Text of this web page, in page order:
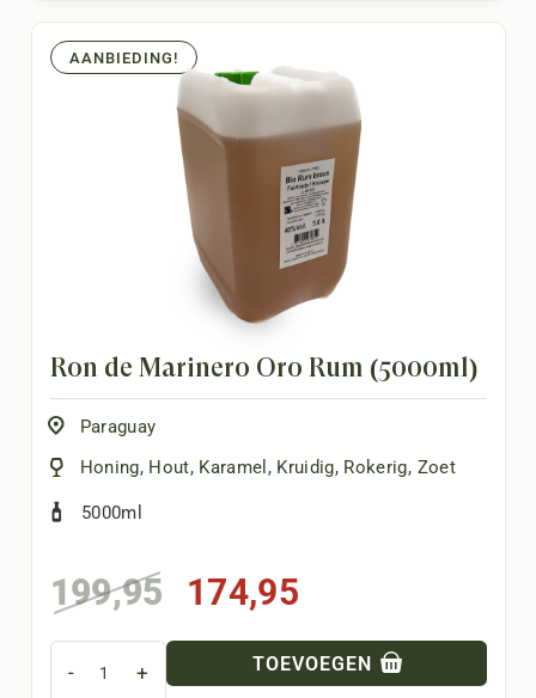
AANBIEDING!
Ron de Marinero Oro Rum (5000ml)
Paraguay
Honing, Hout, Karamel , Kruidig, Rokerig, Zoet
5000ml
199,95
Oorspronkelijke
174,95Huidige
is:
- + TOEVOEGEN